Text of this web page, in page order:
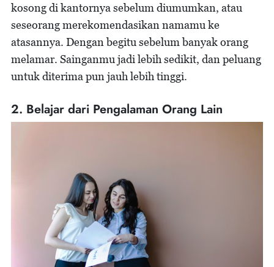
kosong di kantornya sebelum diumumkan, atau
seseorang merekomendasikan namamu ke
atasannya. Dengan begitu sebelum banyak orang
melamar. Sainganmu jadi lebih sedikit, dan peluang
untuk diterima pun jauh lebih tinggi.
2. Belajar dari Pengalaman Orang Lain